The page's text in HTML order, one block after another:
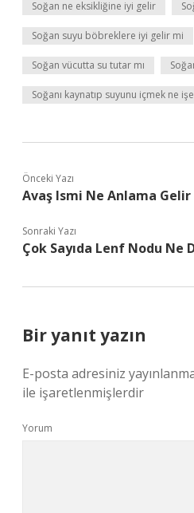
Soğan ne eksikliğine iyi gelir
Soğan suyu böbreklere iyi gelir mi
Soğan vücutta su tutar mı
Soğanı kaynatıp suyunu içmek ne
Önceki Yazı
Avaş Ismi Ne Anlama Gelir
Sonraki Yazı
Çok Sayıda Lenf Nodu Ne
Bir yanıt yazın
E-posta adresiniz
ile işaretlenmişlerdir
Yorum